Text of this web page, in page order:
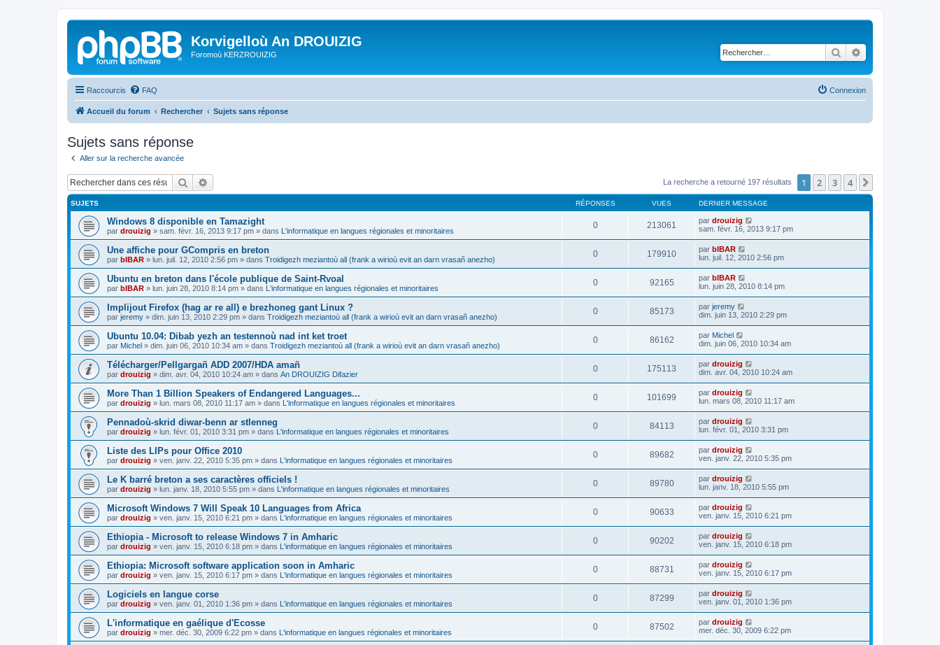
Korvigelloù An DROUIZIG
Foromoù KERZROUIZIG Rechercher
Raccourcis FAQ Connexion
Accueil du forum Rechercher Sujets sans réponse
Sujets sans réponse
Aller sur la recherche avancée
Rechercher La recherche a retourné 197 résultats 1 2 3 4
SUJETS RÉPONSES VUES DERNIER MESSAGE
Windows 8 disponible en Tamazight
par drouizig » sam. févr. 16, 2013 9:17 pm » dans L'informatique en langues régionales et minoritaires
0 213061 par drouizig
sam. févr. 16, 2013 9:17 pm
Une affiche pour GCompris en breton
par bIBAR » lun. juil. 12, 2010 2:56 pm » dans Troidigezh meziantoù all (frank a wirioù evit an darn vrasañ anezho)
0 179910 par bIBAR
lun. juil. 12, 2010 2:56 pm
Ubuntu en breton dans l'école publique de Saint-Rvoal
par bIBAR » lun. juin 28, 2010 8:14 pm » dans L'informatique en langues régionales et minoritaires
0 92165 par bIBAR
lun. juin 28, 2010 8:14 pm
Implijout Firefox (hag ar re all) e brezhoneg gant Linux ?
par jeremy » dim. juin 13, 2010 2:29 pm » dans Troidigezh meziantoù all (frank a wirioù evit an darn vrasañ anezho)
0 85173 par jeremy
dim. juin 13, 2010 2:29 pm
Ubuntu 10.04: Dibab yezh an testennoù nad int ket troet
par Michel » dim. juin 06, 2010 10:34 am » dans Troidigezh meziantoù all (frank a wirioù evit an darn vrasañ anezho)
0 86162 par Michel
dim. juin 06, 2010 10:34 am
Télécharger/Pellgargañ ADD 2007/HDA amañ
par drouizig » dim. avr. 04, 2010 10:24 am » dans An DROUIZIG Difazier
0 175113 par drouizig
dim. avr. 04, 2010 10:24 am
More Than 1 Billion Speakers of Endangered Languages...
par drouizig » lun. mars 08, 2010 11:17 am » dans L'informatique en langues régionales et minoritaires
0 101699 par drouizig
lun. mars 08, 2010 11:17 am
Pennadoù-skrid diwar-benn ar stlenneg
par drouizig » lun. févr. 01, 2010 3:31 pm » dans L'informatique en langues régionales et minoritaires
0 84113 par drouizig
lun. févr. 01, 2010 3:31 pm
Liste des LIPs pour Office 2010
par drouizig » ven. janv. 22, 2010 5:35 pm » dans L'informatique en langues régionales et minoritaires
0 89682 par drouizig
ven. janv. 22, 2010 5:35 pm
Le K barré breton a ses caractères officiels !
par drouizig » lun. janv. 18, 2010 5:55 pm » dans L'informatique en langues régionales et minoritaires
0 89780 par drouizig
lun. janv. 18, 2010 5:55 pm
Microsoft Windows 7 Will Speak 10 Languages from Africa
par drouizig » ven. janv. 15, 2010 6:21 pm » dans L'informatique en langues régionales et minoritaires
0 90633 par drouizig
ven. janv. 15, 2010 6:21 pm
Ethiopia - Microsoft to release Windows 7 in Amharic
par drouizig » ven. janv. 15, 2010 6:18 pm » dans L'informatique en langues régionales et minoritaires
0 90202 par drouizig
ven. janv. 15, 2010 6:18 pm
Ethiopia: Microsoft software application soon in Amharic
par drouizig » ven. janv. 15, 2010 6:17 pm » dans L'informatique en langues régionales et minoritaires
0 88731 par drouizig
ven. janv. 15, 2010 6:17 pm
Logiciels en langue corse
par drouizig » ven. janv. 01, 2010 1:36 pm » dans L'informatique en langues régionales et minoritaires
0 87299 par drouizig
ven. janv. 01, 2010 1:36 pm
L'informatique en gaélique d'Ecosse
par drouizig » mer. déc. 30, 2009 6:22 pm » dans L'informatique en langues régionales et minoritaires
0 87502 par drouizig
mer. déc. 30, 2009 6:22 pm